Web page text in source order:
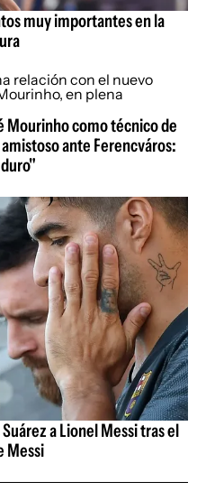
muy importantes en la
Mourinho como técnico de
ante Ferencváros:
a Lionel Messi tras el
Messi